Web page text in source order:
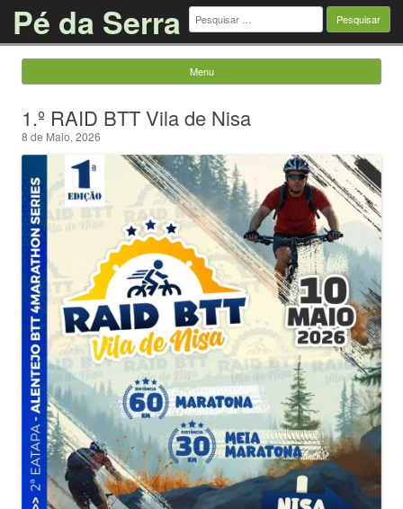
Pé da Serra Pesquisar
por:
Menu
1.º RAID BTT Vila de Nisa
8 de Maio, 2026